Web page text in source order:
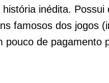
inédita. Possui
famosos dos jogos
pouco de pagamento